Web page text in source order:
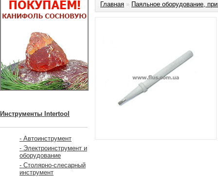
Инструменты Intertool
- Автоинструмент
- Электроинструмент и
оборудование
- Столярно-слесарный
инструмент
Главная » Паяльное оборудование,